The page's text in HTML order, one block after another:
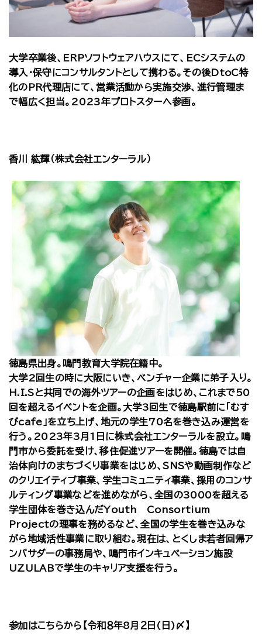
大学卒業後、ERPソフトウェアハウスにて、ECシステムの
導入・保守にコンサルタントとして携わる。その後DtoC特
化のPR代理店にて、営業活動から実施交渉、進行管理ま
で幅広く担当。2023年プロトスターへ参画。
香川 紘輝（株式会社エンターラル）
徳島県出身。鳴門教育大学院在籍中。
大学2回生の時に大阪にいき、ベンチャー企業に弟子入り。
H.I.Sと共同での海外ツアーの企画をはじめ、これまで50
回を超えるイベントを企画。大学3回生で徳島駅前に「むす
びcafe」を立ち上げ、地元の学生70名を巻き込み運営を
行う。2023年3月1日に株式会社エンターラルを設立。鳴
門市から委託を受け、移住促進ツアーを開催。徳島では自
治体向けのまちづくり事業をはじめ、SNSや動画制作など
のクリエイティブ事業、学生コミュニティ事業、採用のコンサ
ルティング事業などを進めながら、全国の3000を超える
学生団体を巻き込んだYouth Consortium
Projectの理事を務めるなど、全国の学生を巻き込みな
がら地域活性事業に取り組む。現在は、とくしま若者回帰ア
ンバサダーの事務局や、鳴門市インキュベーション施設
UZULABで学生のキャリア支援を行う。
参加はこちらから【令和８年8月２日(日)〆】